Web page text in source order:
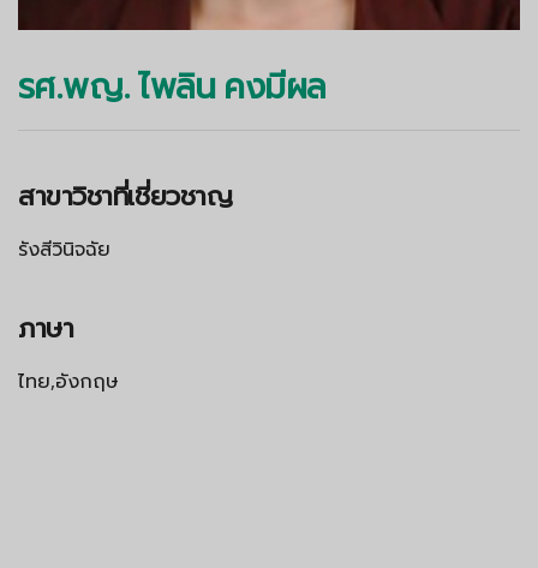
รศ.พญ. ไพลิน คงมีผล
สาขาวิชาที่เชี่ยวชาญ
รังสีวินิจฉัย
ภาษา
ไทย,อังกฤษ